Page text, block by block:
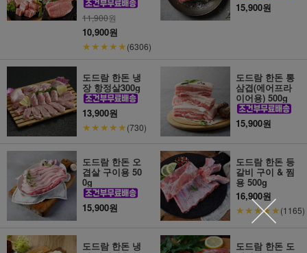
11,900원
10,900원
★★★★★(6306)
15,900원
도드람 한돈 냉
장 항정살300g
13,900원
★★★★★(730)
도드람 한돈 통
삼겹(에어프라
이어용) 500g
15,900원
도드람 한돈 오
겹살 구이용 50
0g
15,900원
도드람 한돈 등
갈비 구이 & 찜
용 500g
16,900원
★★★★★(1165)
도드람 한돈 냉 도드람 한돈 도